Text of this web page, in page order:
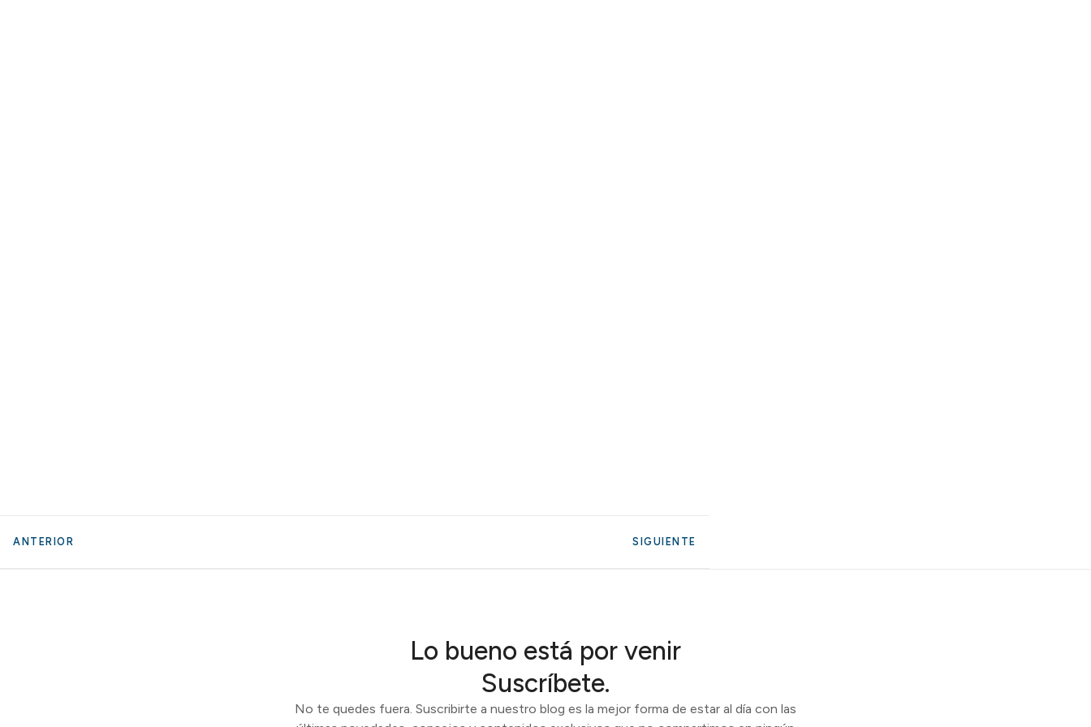
ANTERIOR SIGUIENTE
Lo bueno está por venir
Suscríbete.
No te quedes fuera. Suscribirte a nuestro blog es la mejor forma de estar al día con las